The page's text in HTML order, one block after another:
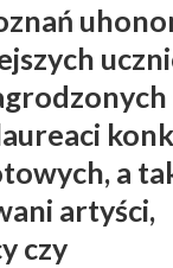
a
artyści,
czy